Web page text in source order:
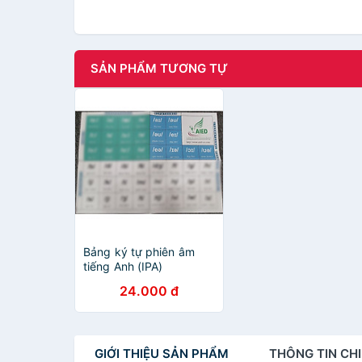
SẢN PHẨM TƯƠNG TỰ
Bảng ký tự phiên âm
tiếng Anh (IPA)
24.000 đ
GIỚI THIỆU SẢN PHẨM THÔNG TIN